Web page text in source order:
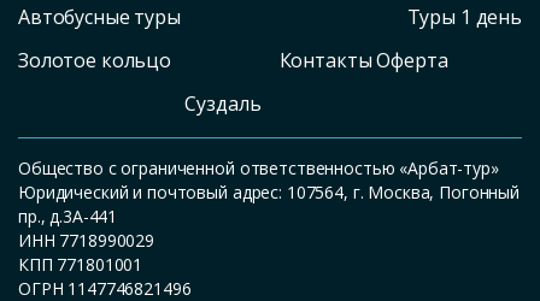
Автобусные туры
Золотое кольцо
Суздаль
Туры 1 день
Контакты Оферта
Общество с ограниченной ответственностью «Арбат-тур»
Юридический и почтовый адрес: 107564, г. Москва, Погонный
пр., д.3А-441
ИНН 7718990029
КПП 771801001
ОГРН 1147746821496